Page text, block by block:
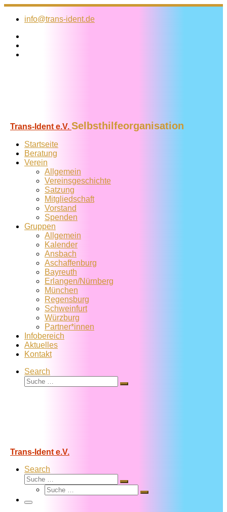
Zum
Inhalt
info@trans-ident.de
Trans-Ident e.V. Selbsthilfeorganisation
Startseite
Beratung
Verein
Allgemein
Vereins­geschichte
Satzung
Mitglied­schaft
Vorstand
Spenden
Gruppen
Allgemein
Kalender
Ansbach
Aschaffenburg
Bayreuth
Erlangen/Nürnberg
München
Regensburg
Schweinfurt
Würzburg
Partner*innen
Infobereich
Aktuelles
Kontakt
Search
Suche
Suche
Trans-Ident e.V.
Search
Suche
Suche
Suche
Suche
Menü